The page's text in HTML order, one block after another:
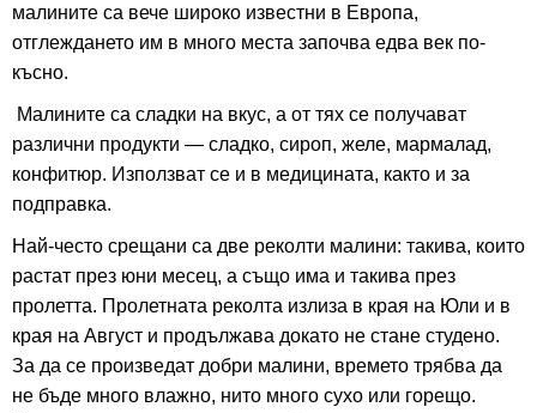
малините са вече широко известни в Европа,
отглеждането им в много места започва едва век по-
късно.
Малините са сладки на вкус, а от тях се получават
различни продукти — сладко, сироп, желе, мармалад,
конфитюр. Използват се и в медицината, както и за
подправка.
Най-често срещани са две реколти малини: такива, които
растат през юни месец, а също има и такива през
пролетта. Пролетната реколта излиза в края на Юли и в
края на Август и продължава докато не стане студено.
За да се произведат добри малини, времето трябва да
не бъде много влажно, нито много сухо или горещо.